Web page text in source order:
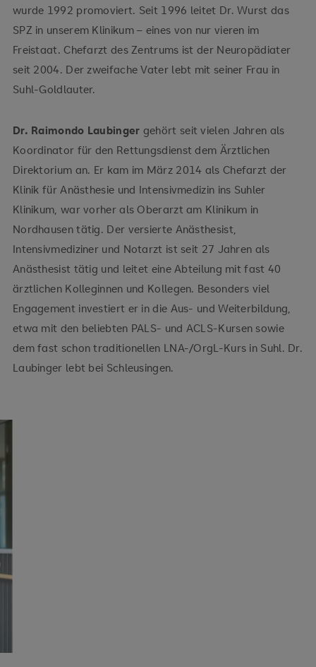
wurde 1992 promoviert. Seit 1996 leitet Dr. Wurst das
SPZ in unserem Klinikum – eines von nur vieren im
Freistaat. Chefarzt des Zentrums ist der Neuropädiater
seit 2004. Der zweifache Vater lebt mit seiner Frau in
Suhl-Goldlauter.
Dr. Raimondo Laubinger gehört seit vielen Jahren als
Koordinator für den Rettungsdienst dem Ärztlichen
Direktorium an. Er kam im März 2014 als Chefarzt der
Klinik für Anästhesie und Intensivmedizin ins Suhler
Klinikum, war vorher als Oberarzt am Klinikum in
Nordhausen tätig. Der versierte Anästhesist,
Intensivmediziner und Notarzt ist seit 27 Jahren als
Anästhesist tätig und leitet eine Abteilung mit fast 40
ärztlichen Kolleginnen und Kollegen. Besonders viel
Engagement investiert er in die Aus- und Weiterbildung,
etwa mit den beliebten PALS- und ACLS-Kursen sowie
dem fast schon traditionellen LNA-/OrgL-Kurs in Suhl. Dr.
Laubinger lebt bei Schleusingen.